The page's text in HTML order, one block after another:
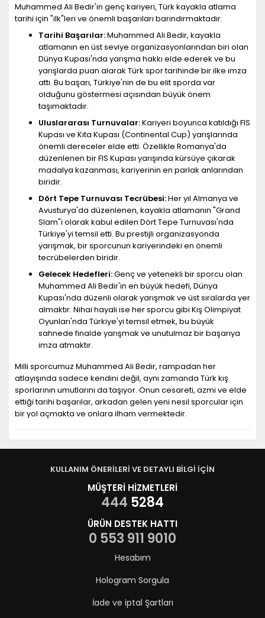
Muhammed Ali Bedir'in genç kariyeri, Türk kayakla atlama
tarihi için "ilk"leri ve önemli başarıları barındırmaktadır.
Tarihi Başarılar:Muhammed Ali Bedir, kayakla
atlamanın en üst seviye organizasyonlarından biri olan
Dünya Kupası'nda yarışma hakkı elde ederek ve bu
yarışlarda puan alarak Türk spor tarihinde bir ilke imza
attı. Bu başarı, Türkiye'nin de bu elit sporda var
olduğunu göstermesi açısından büyük önem
taşımaktadır.
Uluslararası Turnuvalar:Kariyeri boyunca katıldığı FIS
Kupası ve Kıta Kupası (Continental Cup) yarışlarında
önemli dereceler elde etti. Özellikle Romanya'da
düzenlenen bir FIS Kupası yarışında kürsüye çıkarak
madalya kazanması, kariyerinin en parlak anlarından
biridir.
Dört Tepe Turnuvası Tecrübesi:Her yıl Almanya ve
Avusturya'da düzenlenen, kayakla atlamanın "Grand
Slam"i olarak kabul edilen Dört Tepe Turnuvası'nda
Türkiye'yi temsil etti. Bu prestijli organizasyonda
yarışmak, bir sporcunun kariyerindeki en önemli
tecrübelerden biridir.
Gelecek Hedefleri:Genç ve yetenekli bir sporcu olan
Muhammed Ali Bedir'in en büyük hedefi, Dünya
Kupası'nda düzenli olarak yarışmak ve üst sıralarda yer
almaktır. Nihai hayali ise her sporcu gibi Kış Olimpiyat
Oyunları'nda Türkiye'yi temsil etmek, bu büyük
sahnede finalde yarışmak ve unutulmaz bir başarıya
imza atmaktır.
Milli sporcumuz Muhammed Ali Bedir, rampadan her
atlayışında sadece kendini değil, aynı zamanda Türk kış
sporlarının umutlarını da taşıyor. Onun cesareti, azmi ve elde
ettiği tarihi başarılar, arkadan gelen yeni nesil sporcular için
bir yol açmakta ve onlara ilham vermektedir.
KULLANIM ÖNERİLERİ VE DETAYLI BİLGİ İÇİN
MÜŞTERİ HİZMETLERİ
444 5284
ÜRÜN DESTEK HATTI
0 553 911 9010
Hesabım
Hologram Sorgula
İade ve iptal Şartları